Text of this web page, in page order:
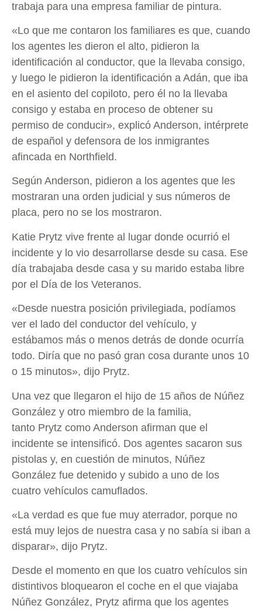
trabaja para una empresa familiar de pintura.
«Lo que me contaron los familiares es que, cuando
los agentes les dieron el alto, pidieron la
identificación al conductor, que la llevaba consigo,
y luego le pidieron la identificación a Adán, que iba
en el asiento del copiloto, pero él no la llevaba
consigo y estaba en proceso de obtener su
permiso de conducir», explicó Anderson, intérprete
de español y defensora de los inmigrantes
afincada en Northfield.
Según Anderson, pidieron a los agentes que les
mostraran una orden judicial y sus números de
placa, pero no se los mostraron.
Katie Prytz vive frente al lugar donde ocurrió el
incidente y lo vio desarrollarse desde su casa. Ese
día trabajaba desde casa y su marido estaba libre
por el Día de los Veteranos.
«Desde nuestra posición privilegiada, podíamos
ver el lado del conductor del vehículo, y
estábamos más o menos detrás de donde ocurría
todo. Diría que no pasó gran cosa durante unos 10
o 15 minutos», dijo Prytz.
Una vez que llegaron el hijo de 15 años de Núñez
González y otro miembro de la familia,
tanto Prytz como Anderson afirman que el
incidente se intensificó. Dos agentes sacaron sus
pistolas y, en cuestión de minutos, Núñez
González fue detenido y subido a uno de los
cuatro vehículos camuflados.
«La verdad es que fue muy aterrador, porque no
está muy lejos de nuestra casa y no sabía si iban a
disparar», dijo Prytz.
Desde el momento en que los cuatro vehículos sin
distintivos bloquearon el coche en el que viajaba
Núñez González, Prytz afirma que los agentes